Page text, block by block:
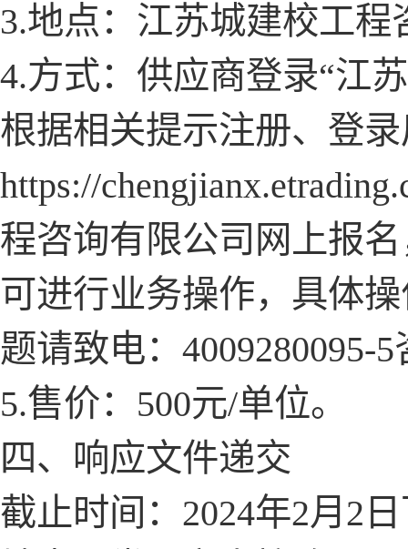
3.地点：江苏城建校工程
4.方式：供应商登录“江
根据相关提示注册、登
https://
程咨询有限公司网上报
可进行业务操作，具体
题请致电：4009280095-
5.售价：500元/单位。
四、响应文件递交
截止时间： 2024年2月2